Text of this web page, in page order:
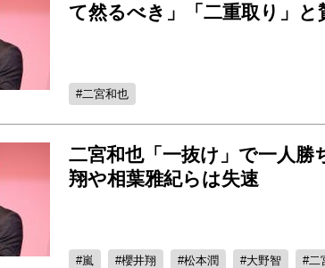
て然るべき」「二重取り」と
二宮和也
二宮和也「一抜け」で一人
翔や相葉雅紀らは失速
嵐 櫻井翔 松本潤 大野智 二